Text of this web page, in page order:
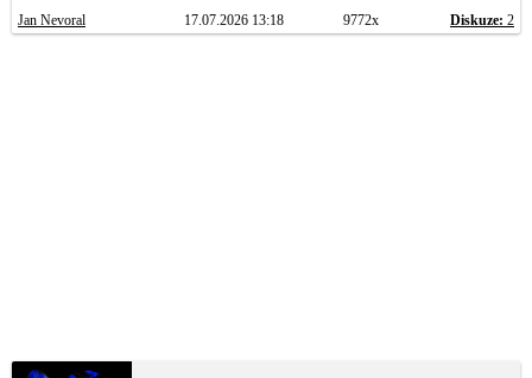
Jan Nevoral 17.07.2026 13:18 9772x Diskuze: 2